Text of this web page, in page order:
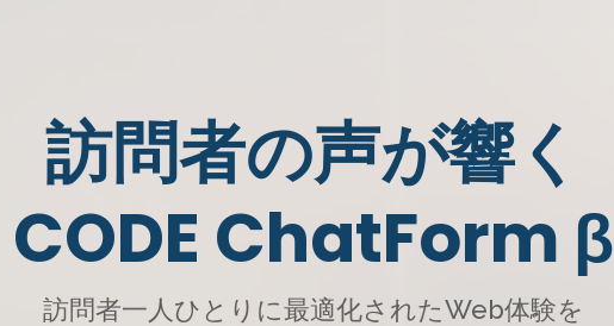
訪問者の声が響く
CODE ChatForm β
訪問者一人ひとりに最適化されたWeb体験を